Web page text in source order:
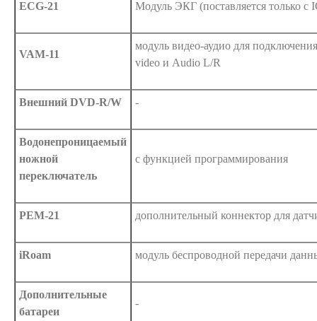
ECG-21 Модуль ЭКГ (поставляется только с
VAM-11
модуль видео-аудио для
video и Audio L/R
Внешний DVD-R/W -
Водонепроницаемый
ножной
переключатель
с функцией программирования
PEM-21 дополнительный коннектор для
iRoam модуль беспроводной передачи
Дополнительные
батареи
-